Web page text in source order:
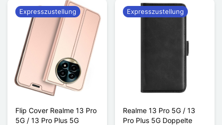
Flip Cover Realme 13 Pro
5G / 13 Pro Plus 5G
Expresszustellung
Realme 13 Pro 5G / 13
Pro Plus 5G Doppelte
Expresszustellung